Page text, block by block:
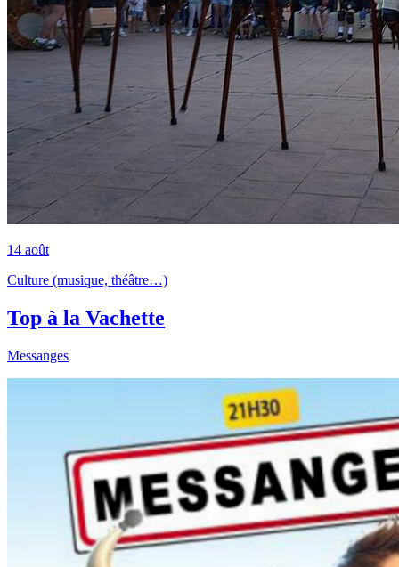
14 août
Culture (musique, théâtre…)
Top à la Vachette
Messanges